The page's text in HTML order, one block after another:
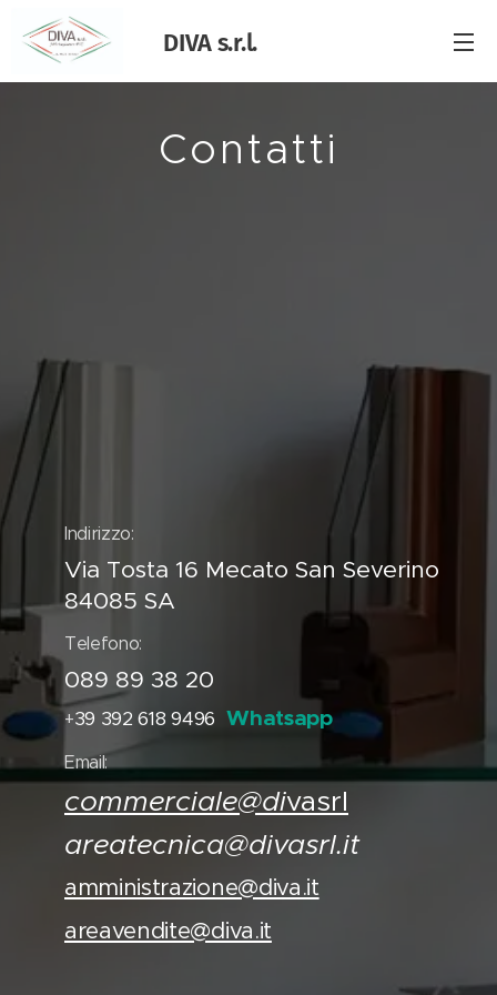
DIVA s.r.l.
Contatti
Indirizzo:
Via Tosta 16 Mecato San Severino
84085 SA
Telefono:
089 89 38 20
+39 392 618 9496 Whatsapp
Email:
commerciale@divasrl
areatecnica@divasrl.it
amministrazione@diva.it
areavendite@diva.it